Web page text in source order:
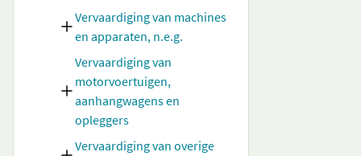
Vervaardiging van machines
en apparaten, n.e.g.
Vervaardiging van
motorvoertuigen,
aanhangwagens en
opleggers
Vervaardiging van overige